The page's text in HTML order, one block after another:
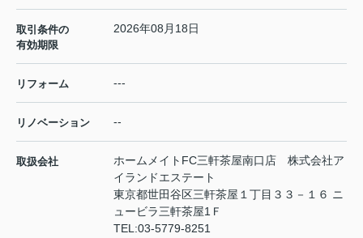
取引条件の
有効期限
2026年08月18日
リフォーム ---
リノベーション --
取扱会社
ホームメイトFC三軒茶屋南口店 株式会社ア
イランドエステート
東京都世田谷区三軒茶屋１丁目３３－１６ ニ
ュービラ三軒茶屋1Ｆ
TEL:03-5779-8251